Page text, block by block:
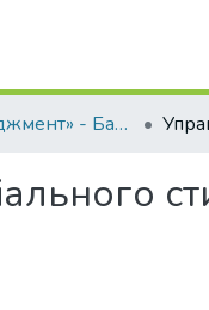
073 «Менеджмент» - Бакалаври 2022-2023